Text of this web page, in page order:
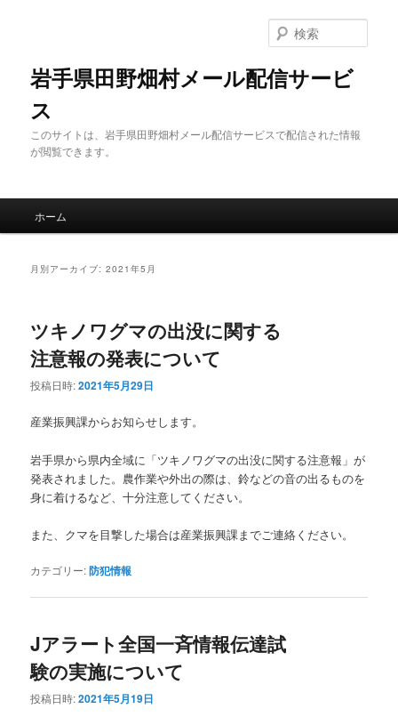
動
岩手県田野畑村メール配信サービ
ス
このサイトは、岩手県田野畑村メール配信サービスで配信された情報
が閲覧できます。
索
ホーム
月別アーカイブ:2021年5月
ツキノワグマの出没に関する
注意報の発表について
投稿日時:2021年5月29日
産業振興課からお知らせします。
岩手県から県内全域に「ツキノワグマの出没に関する注意報」が
発表されました。農作業や外出の際は、鈴などの音の出るものを
身に着けるなど、十分注意してください。
また、クマを目撃した場合は産業振興課までご連絡ください。
カテゴリー:防犯情報
Jアラート全国一斉情報伝達試
験の実施について
投稿日時:2021年5月19日